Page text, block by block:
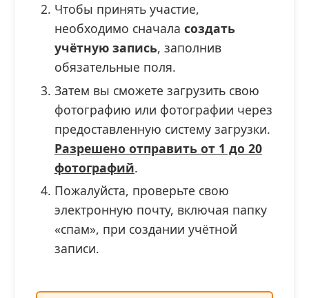
Чтобы принять участие,
необходимо сначала создать
учётную запись, заполнив
обязательные поля.
Затем вы сможете загрузить свою
фотографию или фотографии через
предоставленную систему загрузки.
Разрешено отправить от 1 до 20
фотографий.
Пожалуйста, проверьте свою
электронную почту, включая папку
«спам», при создании учётной
записи.